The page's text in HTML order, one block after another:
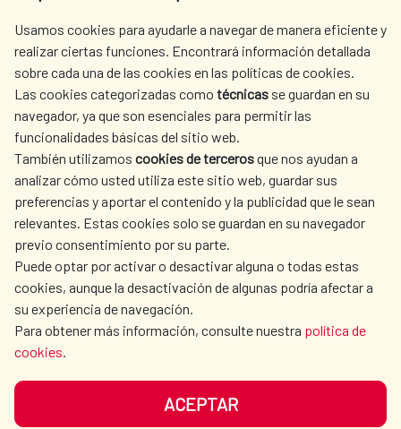
Usamos cookies para ayudarle a navegar de manera eficiente y
realizar ciertas funciones. Encontrará información detallada
sobre cada una de las cookies en las políticas de cookies.
Las cookies categorizadas como técnicas se guardan en su
navegador, ya que son esenciales para permitir las
funcionalidades básicas del sitio web.
También utilizamos cookies de tercerosque nos ayudan a
analizar cómo usted utiliza este sitio web, guardar sus
preferencias y aportar el contenido y la publicidad que le sean
relevantes. Estas cookies solo se guardan en su navegador
previo consentimiento por su parte.
Puede optar por activar o desactivar alguna o todas estas
cookies, aunque la desactivación de algunas podría afectar a
su experiencia de navegación.
Para obtener más información, consulte nuestra política de
cookies.
ACEPTAR
AECID
WHERE DO WE COOPERATE?
SPANISH HUMANITARIAN
ACTION
PRESS ROOM
CULTURE AND SCIENCE LIBRARY
OUR SOCIAL MEDIA
DATA PROTECTION